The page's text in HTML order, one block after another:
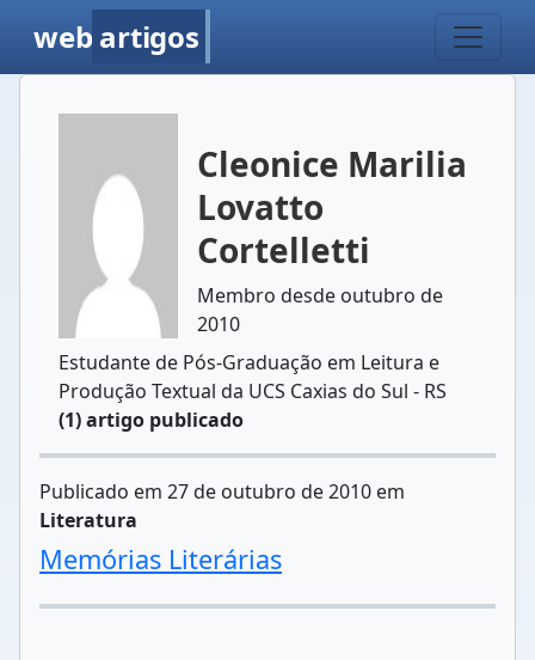
web artigos
Cleonice Marilia
Lovatto
Cortelletti
Membro desde outubro de
2010
Estudante de Pós-Graduação em Leitura e
Produção Textual da UCS Caxias do Sul - RS
(1) artigo publicado
Publicado em 27 de outubro de 2010 em
Literatura
Memórias Literárias